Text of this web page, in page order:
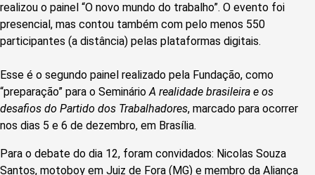
realizou o painel “O novo mundo do trabalho”. O evento foi
presencial, mas contou também com pelo menos 550
participantes (a distância) pelas plataformas digitais.
Esse é o segundo painel realizado pela Fundação, como
“preparação” para o SeminárioA realidade brasileira e os
desafios do Partido dos Trabalhadores, marcado para ocorrer
nos dias 5 e 6 de dezembro, em Brasília.
Para o debate do dia 12, foram convidados: Nicolas Souza
Santos, motoboy em Juiz de Fora (MG) e membro da Aliança